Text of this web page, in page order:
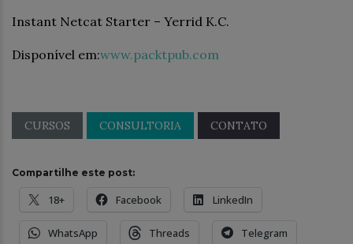
Instant Netcat Starter – Yerrid K.C.
Disponível em:www.packtpub.com
CURSOS CONSULTORIA CONTATO
Compartilhe este post:
18+ Facebook LinkedIn
WhatsApp Threads Telegram